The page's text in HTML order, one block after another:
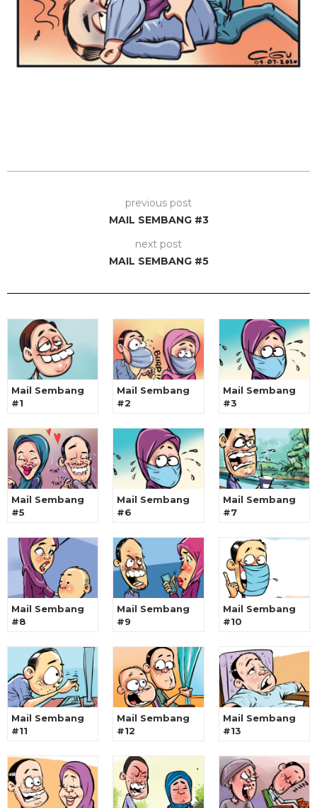
previous post
MAIL SEMBANG #3
next post
MAIL SEMBANG #5
Mail Sembang
#1
Mail Sembang
#2
Mail Sembang
#3
Mail Sembang
#5
Mail Sembang
#6
Mail Sembang
#7
Mail Sembang
#8
Mail Sembang
#9
Mail Sembang
#10
Mail Sembang
#11
Mail Sembang
#12
Mail Sembang
#13